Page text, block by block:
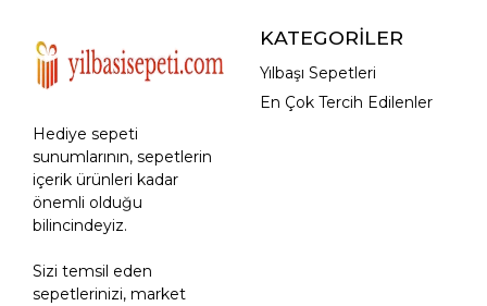
Hediye sepeti
sunumlarının, sepetlerin
içerik ürünleri kadar
önemli olduğu
bilincindeyiz.
Sizi temsil eden
sepetlerinizi, market
KATEGORİLER
Yılbaşı Sepetleri
En Çok Tercih Edilenler